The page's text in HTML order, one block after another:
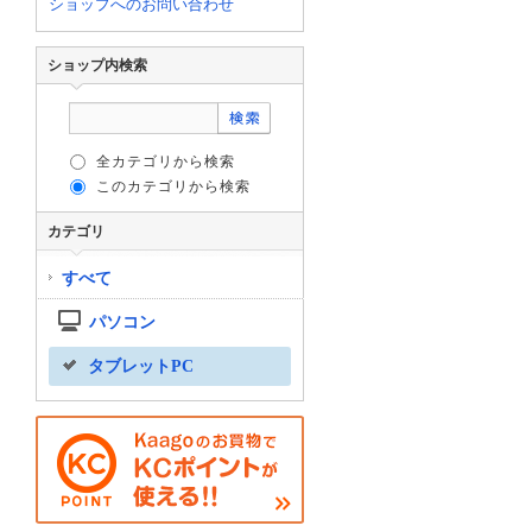
ショップへのお問い合わせ
ショップ内検索
全カテゴリから検索
このカテゴリから検索
カテゴリ
すべて
パソコン
タブレットPC